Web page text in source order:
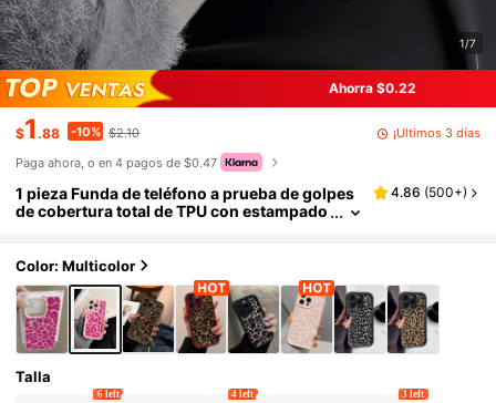
1/7
Ahorra $0.22
$1 .88 -10% $2.10
¡Últimos 3 días
Paga ahora, o en 4 pagos de $0.47
1 pieza Funda de teléfono a prueba de golpes
de cobertura total de TPU con estampado
Series
4.86 (500+)
Color: Multicolor
Talla
6 left 4 left 3 left